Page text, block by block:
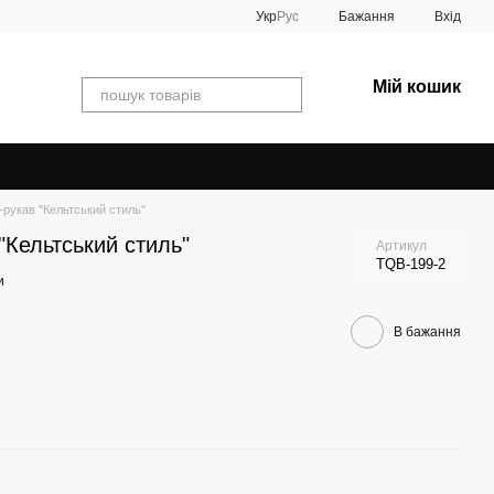
УкрРус Бажання Вхід
Мій кошик
"Кельтський стиль"
стиль" Артикул
TQB-199-2
В бажання